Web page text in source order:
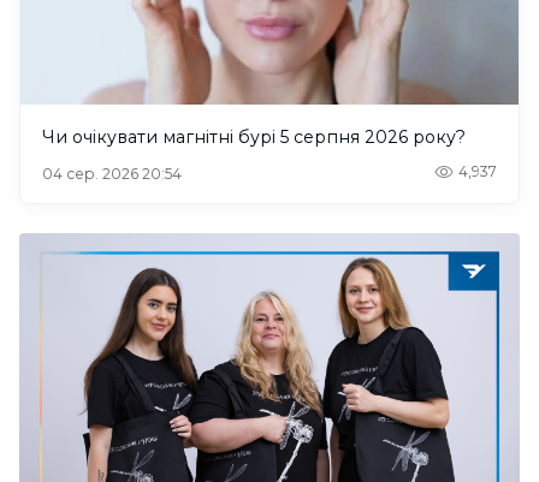
Чи очікувати магнітні бурі 5 серпня 2026 року?
04 сер. 2026 20:54 4,937